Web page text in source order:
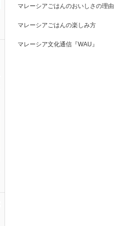
マレーシアごはんのおいしさの理由
マレーシアごはんの楽しみ方
マレーシア文化通信『WAU』